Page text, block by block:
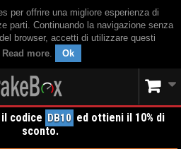
per offrire una migliore esperienza di
parti. Continuando la navigazione senza
browser, accetti di utilizzare questi
Read more. Ok
il codice DB10 ed ottieni il 10% di
sconto.